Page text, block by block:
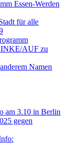
Essen-Werden
für alle
AUF zu
Namen
am 3.10 in Berlin
gegen